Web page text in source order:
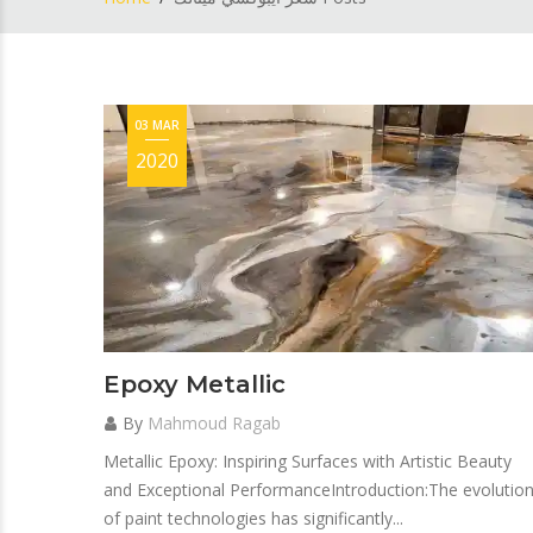
Epoxy Metallic
03 MAR
2020
By Mahmoud Ragab
Metallic Epoxy: Inspiring Surfaces with Artistic Beauty
and Exceptional PerformanceIntroduction:The evolution
of paint technologies has significantly...